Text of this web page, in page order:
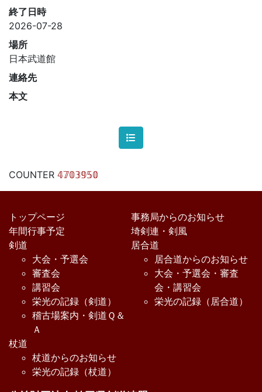
終了日時
2026-07-28
場所
日本武道館
連絡先
本文
COUNTER 𝟜𝟟𝟘𝟛𝟡𝟝𝟘
トップページ
事務局からのお知らせ
年間行事予定
埼剣連・剣風
剣道
大会・予選会
審査会
講習会
栄光の記録（剣道）
稽古場案内・剣道Ｑ＆
Ａ
居合道
居合道からのお知らせ
大会・予選会・審査
会・講習会
栄光の記録（居合道）
杖道
杖道からのお知らせ
栄光の記録（杖道）